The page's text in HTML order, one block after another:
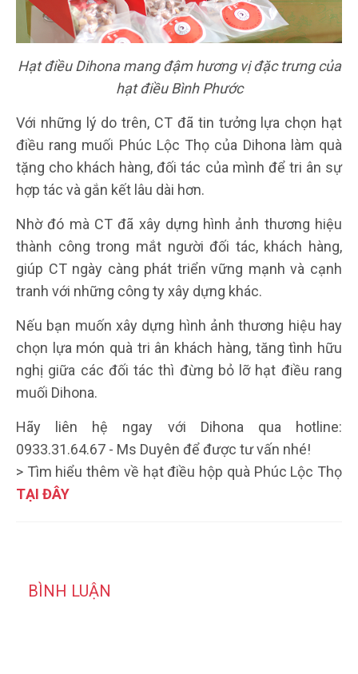
Hạt điều Dihona mang đậm hương vị đặc trưng của
hạt điều Bình Phước
Với những lý do trên, CT đã tin tưởng lựa chọn hạt
điều rang muối Phúc Lộc Thọ của Dihona làm quà
tặng cho khách hàng, đối tác của mình để tri ân sự
hợp tác và gắn kết lâu dài hơn.
Nhờ đó mà CT đã xây dựng hình ảnh thương hiệu
thành công trong mắt người đối tác, khách hàng,
giúp CT ngày càng phát triển vững mạnh và cạnh
tranh với những công ty xây dựng khác.
Nếu bạn muốn xây dựng hình ảnh thương hiệu hay
chọn lựa món quà tri ân khách hàng, tăng tình hữu
nghị giữa các đối tác thì đừng bỏ lỡ hạt điều rang
muối Dihona.
Hãy liên hệ ngay với Dihona qua hotline:
0933.31.64.67 - Ms Duyên để được tư vấn nhé!
> Tìm hiểu thêm về hạt điều hộp quà Phúc Lộc Thọ
TẠI ĐÂY
BÌNH LUẬN